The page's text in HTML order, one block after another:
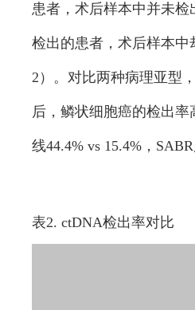
患者，术后样本中并未检
检出的患者，术后样本中
2）。对比两种病理亚型
后，鳞状细胞癌的检出
线44.4% vs 15.4%，SABR
表2. ctDNA检出率对比